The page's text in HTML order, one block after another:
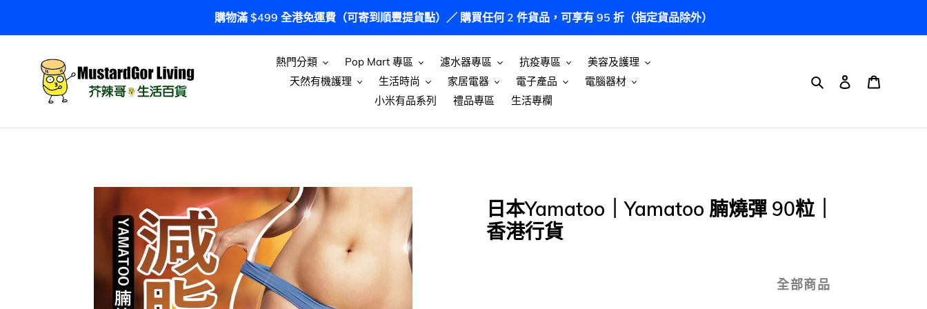
內
購物滿 $499 全港免運費（可寄到順豐提貨點）／ 購買任何 2 件貨品，可享有 95 折（指定貨品除外）
熱門分類 Pop Mart 專區 濾水器專區 抗疫專區
美容及護理
天然有機護理
生活時尚 家居電器 電子產品
電腦器材
小米有品系列
禮品專區 生活專欄
搜尋 登入
日本Yamatoo｜Yamatoo 腩燒彈 90粒｜
香港行貨
全部商品